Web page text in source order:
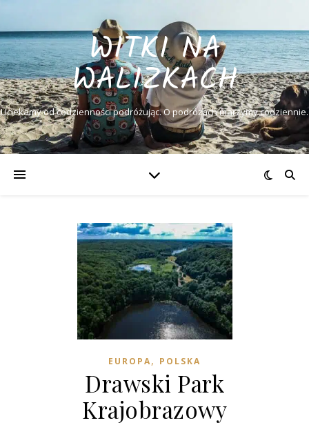
WITKI NA
WALIZKACH
Uciekamy od codzienności podróżując. O podróżach marzymy codziennie.
EUROPA, POLSKA
Drawski Park
Krajobrazowy